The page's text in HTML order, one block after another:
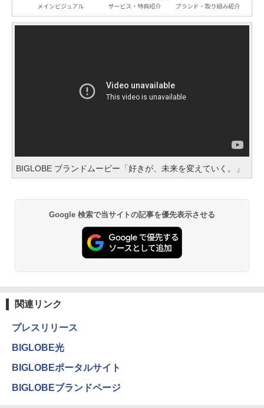
BIGLOBE ブランドムービー「好きが、未来を変えていく。」
Google 検索で当サイトの記事を優先表示させる
関連リンク
プレスリリース
BIGLOBE光
BIGLOBEポータルサイト
BIGLOBEブランドページ